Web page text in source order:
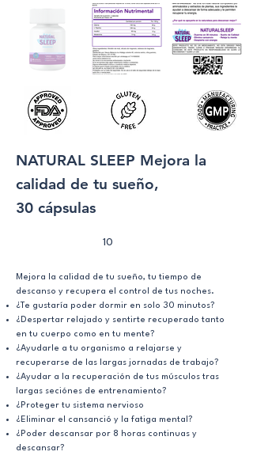
NATURAL SLEEP Mejora la
calidad de tu sueño,
30 cápsulas
10
Mejora la calidad de tu sueño, tu tiempo de
descanso y recupera el control de tus noches.
¿Te gustaría poder dormir en solo 30 minutos?
¿Despertar relajado y sentirte recuperado tanto
en tu cuerpo como en tu mente?
¿Ayudarle a tu organismo a relajarse y
recuperarse de las largas jornadas de trabajo?
¿Ayudar a la recuperación de tus músculos tras
largas seciónes de entrenamiento?
¿Proteger tu sistema nervioso
¿Eliminar el cansanció y la fatiga mental?
¿Poder descansar por 8 horas continuas y
descansar?